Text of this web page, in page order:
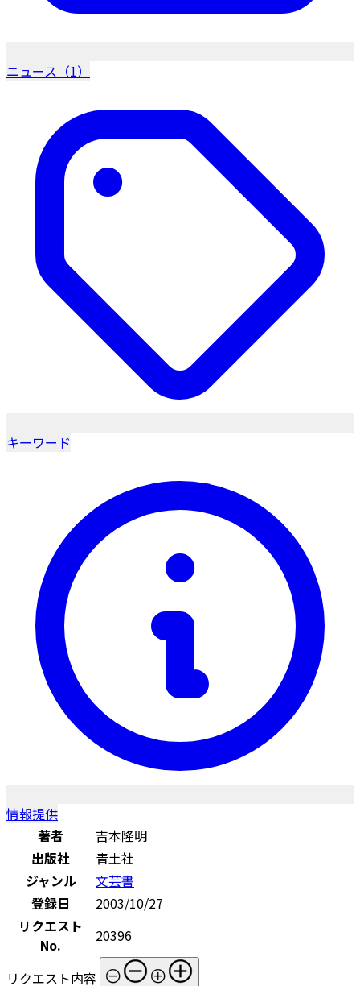
ニュース（1）
キーワード
情報提供
著者
吉本隆明
出版社
青土社
ジャンル
文芸書
登録日
2003/10/27
リクエスト
No.
20396
リクエスト内容